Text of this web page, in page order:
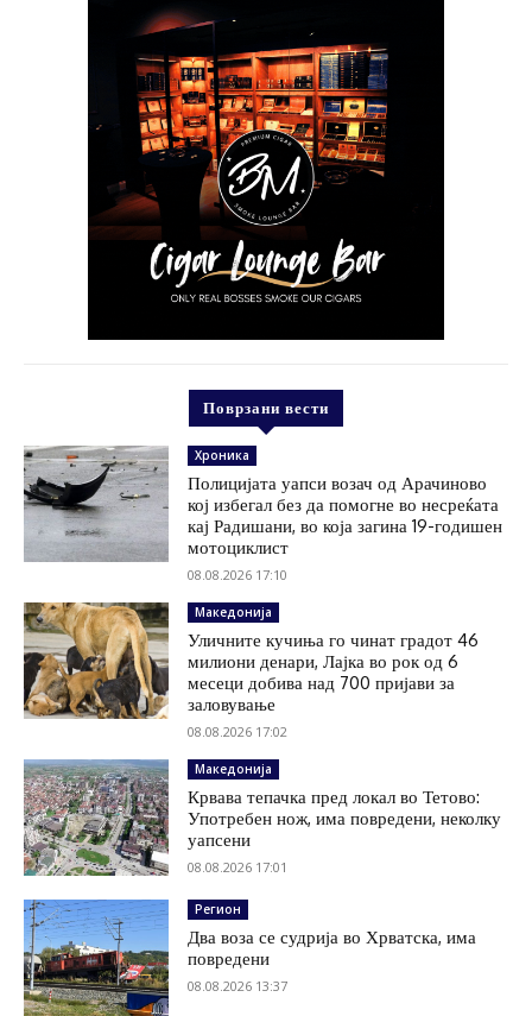
Поврзани вести
Хроника
Полицијата уапси возач од Арачиново
кој избегал без да помогне во несреќата
кај Радишани, во која загина 19-годишен
мотоциклист
08.08.2026 17:10
Македонија
Уличните кучиња го чинат градот 46
милиони денари, Лајка во рок од 6
месеци добива над 700 пријави за
заловување
08.08.2026 17:02
Македонија
Крвава тепачка пред локал во Тетово:
Употребен нож, има повредени, неколку
уапсени
08.08.2026 17:01
Регион
Два воза се судрија во Хрватска, има
повредени
08.08.2026 13:37